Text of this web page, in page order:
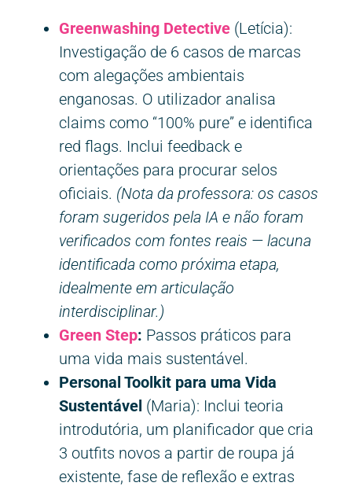
Greenwashing Detective(Letícia):
Investigação de 6 casos de marcas
com alegações ambientais
enganosas. O utilizador analisa
claims como “100% pure” e identifica
red flags. Inclui feedback e
orientações para procurar selos
oficiais. (Nota da professora: os casos
foram sugeridos pela IA e não foram
verificados com fontes reais — lacuna
identificada como próxima etapa,
idealmente em articulação
interdisciplinar.)
Green Step: Passos práticos para
uma vida mais sustentável.
Personal Toolkit para uma Vida
Sustentável (Maria): Inclui teoria
introdutória, um planificador que cria
3 outfits novos a partir de roupa já
existente, fase de reflexão e extras